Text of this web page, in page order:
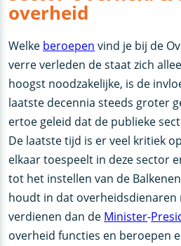
overheid
Welke beroepen vind je bij de
verre verleden de staat zich
hoogst noodzakelijke, is de
laatste decennia steeds groter
ertoe geleid dat de publieke
De laatste tijd is er veel kritiek
elkaar toespeelt in deze sector
tot het instellen van de
houdt in dat overheidsdienaren
verdienen dan de Minister-
overheid functies en beroepen